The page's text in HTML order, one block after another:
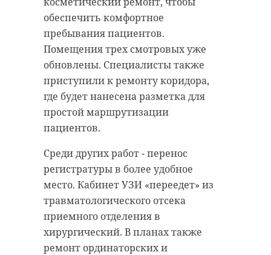
обеспечить комфортное
пребывания пациентов.
Помещения трех смотровых уже
обновлены. Специалисты также
приступили к ремонту коридора,
где будет нанесена разметка для
простой маршрутизации
пациентов.
Среди других работ - перенос
регистратуры в более удобное
место. Кабинет УЗИ «переедет» из
травматологического отсека
приемного отделения в
хирургический. В планах также
ремонт ординаторских и